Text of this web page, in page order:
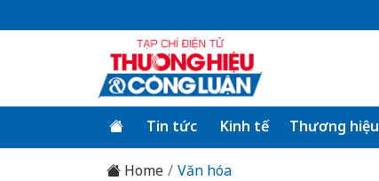
Tin tức Kinh tế Thương hiệu
Home Văn hóa